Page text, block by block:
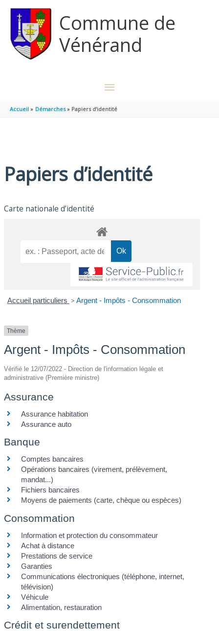
Commune de
Vénérand
MENU
PRINCIPAL
Accueil Démarches Papiers d’identité
Papiers d’identité
Carte nationale d’identité
Accueil particuliers > Argent - Impôts - Consommation
Thème
Argent - Impôts - Consommation
Vérifié le 12/07/2022 - Direction de l'information légale et
administrative (Première ministre)
Assurance
Assurance habitation
Assurance auto
Banque
Comptes bancaires
Opérations bancaires (virement, prélèvement,
mandat...)
Fichiers bancaires
Moyens de paiements (carte, chèque ou espèces)
Consommation
Information et protection du consommateur
Achat à distance
Prestations de service
Garanties
Communications électroniques (téléphone, internet,
télévision)
Véhicule
Alimentation, restauration
Crédit et surendettement